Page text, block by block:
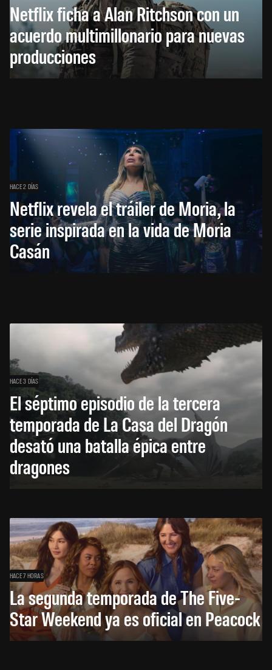
Netflix ficha a Alan Ritchson con un
acuerdo multimillonario para nuevas
producciones
HACE 2 DÍAS
Netflix revela el tráiler de Moria, la
serie inspirada en la vida de Moria
Casán
HACE 3 DÍAS
El séptimo episodio de la tercera
temporada de La Casa del Dragón
desató una batalla épica entre
dragones
HACE 7 HORAS
La segunda temporada de The Five-
Star Weekend ya es oficial en Peacock